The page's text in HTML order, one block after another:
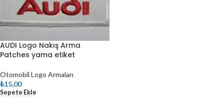
AUDI Logo Nakış Arma
Patches yama etiket
Otomobil Logo Armaları
₺15,00
Sepete Ekle